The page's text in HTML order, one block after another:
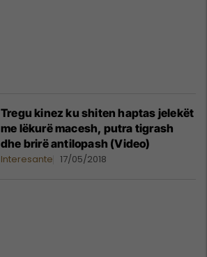
Tregu kinez ku shiten haptas jelekët
me lëkurë macesh, putra tigrash
dhe brirë antilopash (Video)
Interesante 17/05/2018